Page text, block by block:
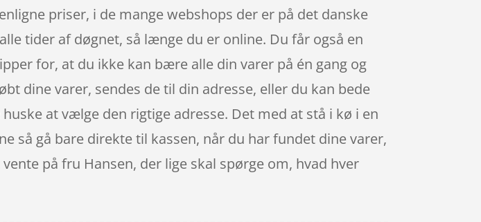
priser, i de mange webshops der er på det danske
tider af døgnet, så længe du er online. Du får også en
for, at du ikke kan bære alle din varer på én gang og
dine varer, sendes de til din adresse, eller du kan bede
at vælge den rigtige adresse. Det med at stå i kø i en
så gå bare direkte til kassen, når du har fundet dine varer,
på fru Hansen, der lige skal spørge om, hvad hver